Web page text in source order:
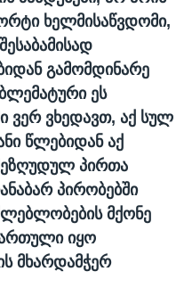
ხელმისაწვდომი,
გამომდინარე
ეს
ვერ ვხედავთ, აქ სულ
წლებიდან აქ
პირთა
პირობებში
მქონე
იყო
მხარდამჭერ